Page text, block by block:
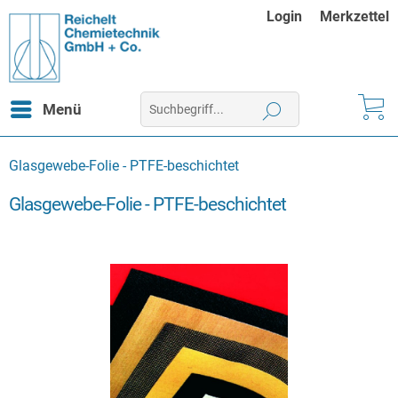
Login Merkzettel
Menü
Glasgewebe-Folie - PTFE-beschichtet
Glasgewebe-Folie - PTFE-beschichtet